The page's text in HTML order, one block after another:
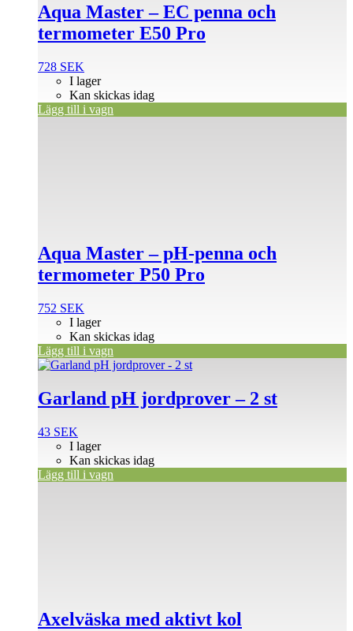
Aqua Master – EC penna och
termometer E50 Pro
728 SEK
I lager
Kan skickas idag
Lägg till i vagn
Aqua Master – pH-penna och
termometer P50 Pro
752 SEK
I lager
Kan skickas idag
Lägg till i vagn
Garland pH jordprover – 2 st
43 SEK
I lager
Kan skickas idag
Lägg till i vagn
Axelväska med aktivt kol